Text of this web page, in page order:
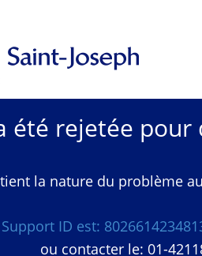
été rejetée
la nature du problème
Support ID est:
ou contacter le: 01-